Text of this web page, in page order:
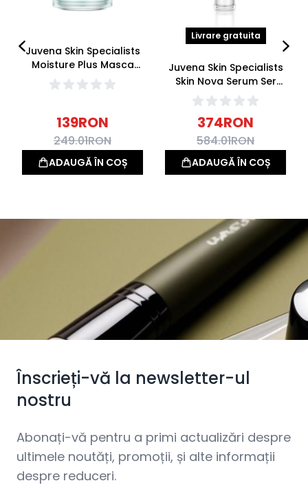
Juvena Skin Specialists
Moisture Plus Masca
Hidratanta 75ml
139RON
249.01RON
ADAUGĂ ÎN COȘ
Livrare gratuita
Juvena Skin Specialists
Skin Nova Serum Ser
Regenerant Antirid
30ml
374RON
584.01RON
ADAUGĂ ÎN COȘ
Înscrieți-vă la newsletter-ul
nostru
Abonați-vă pentru a primi actualizări despre
ultimele noutăți, promoții, și alte informații
despre reduceri.